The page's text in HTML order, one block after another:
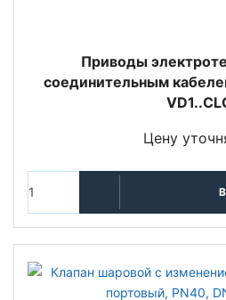
Приводы
соединительным
Цену